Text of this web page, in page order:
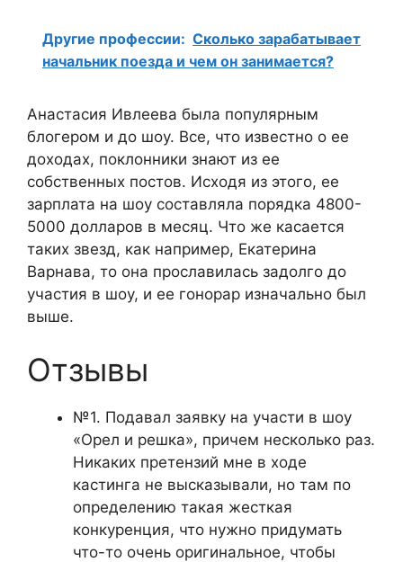
Другие профессии: Сколько зарабатывает
начальник поезда и чем он занимается?
Анастасия Ивлеева была популярным
блогером и до шоу. Все, что известно о ее
доходах, поклонники знают из ее
собственных постов. Исходя из этого, ее
зарплата на шоу составляла порядка 4800-
5000 долларов в месяц. Что же касается
таких звезд, как например, Екатерина
Варнава, то она прославилась задолго до
участия в шоу, и ее гонорар изначально был
выше.
Отзывы
№1. Подавал заявку на участи в шоу
«Орел и решка», причем несколько раз.
Никаких претензий мне в ходе
кастинга не высказывали, но там по
определению такая жесткая
конкуренция, что нужно придумать
что-то очень оригинальное, чтобы